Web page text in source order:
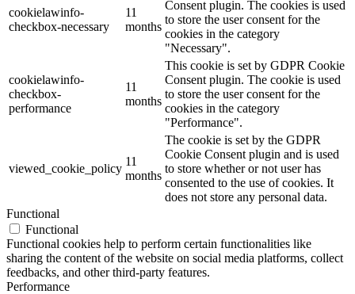
cookielawinfo-
checkbox-necessary
11
months
Consent plugin. The cookies is used
to store the user consent for the
cookies in the category
"Necessary".
cookielawinfo-
checkbox-
performance
11
months
This cookie is set by GDPR Cookie
Consent plugin. The cookie is used
to store the user consent for the
cookies in the category
"Performance".
viewed_cookie_policy
11
months
The cookie is set by the GDPR
Cookie Consent plugin and is used
to store whether or not user has
consented to the use of cookies. It
does not store any personal data.
Functional
Functional
Functional cookies help to perform certain functionalities like
sharing the content of the website on social media platforms, collect
feedbacks, and other third-party features.
Performance